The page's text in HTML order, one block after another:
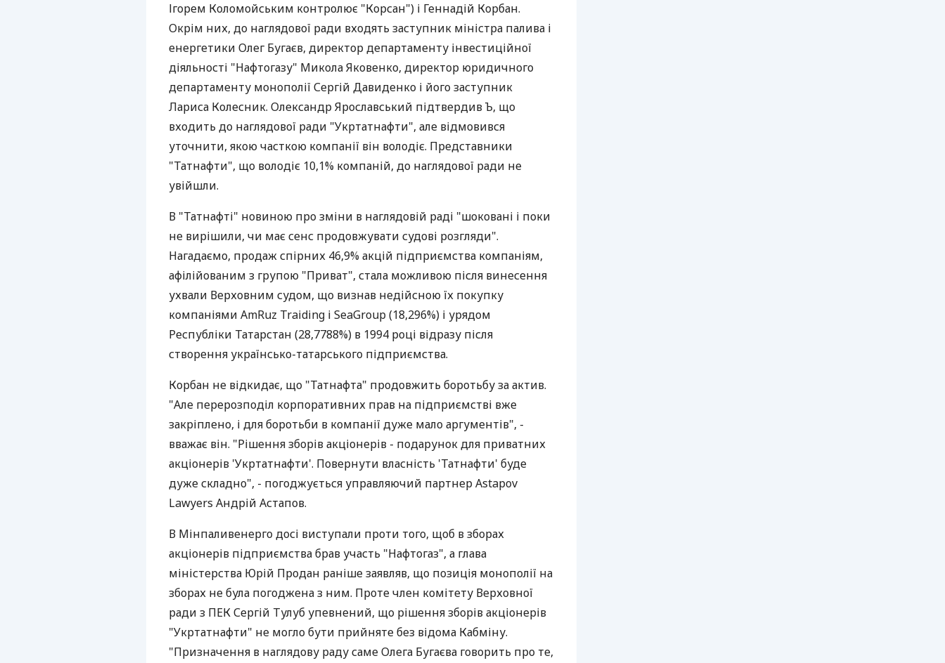
Ігорем Коломойським контролює "Корсан") і Геннадій Корбан.
Окрім них, до наглядової ради входять заступник міністра палива і
енергетики Олег Бугаєв, директор департаменту інвестиційної
діяльності "Нафтогазу" Микола Яковенко, директор юридичного
департаменту монополії Сергій Давиденко і його заступник
Лариса Колесник. Олександр Ярославський підтвердив Ъ, що
входить до наглядової ради "Укртатнафти", але відмовився
уточнити, якою часткою компанії він володіє. Представники
"Татнафти", що володіє 10,1% компаній, до наглядової ради не
увійшли.
В "Татнафті" новиною про зміни в наглядовій раді "шоковані і поки
не вирішили, чи має сенс продовжувати судові розгляди".
Нагадаємо, продаж спірних 46,9% акцій підприємства компаніям,
афілійованим з групою "Приват", стала можливою після винесення
ухвали Верховним судом, що визнав недійсною їх покупку
компаніями AmRuz Traiding і SeaGroup (18,296%) і урядом
Республіки Татарстан (28,7788%) в 1994 році відразу після
створення українсько-татарського підприємства.
Корбан не відкидає, що "Татнафта" продовжить боротьбу за актив.
"Але перерозподіл корпоративних прав на підприємстві вже
закріплено, і для боротьби в компанії дуже мало аргументів", -
вважає він. "Рішення зборів акціонерів - подарунок для приватних
акціонерів 'Укртатнафти'. Повернути власність 'Татнафти' буде
дуже складно", - погоджується управляючий партнер Astapov
Lawyers Андрій Астапов.
В Мінпаливенерго досі виступали проти того, щоб в зборах
акціонерів підприємства брав участь "Нафтогаз", а глава
міністерства Юрій Продан раніше заявляв, що позиція монополії на
зборах не була погоджена з ним. Проте член комітету Верховної
ради з ПЕК Сергій Тулуб упевнений, що рішення зборів акціонерів
"Укртатнафти" не могло бути прийняте без відома Кабміну.
"Призначення в наглядову раду саме Олега Бугаєва говорить про те,